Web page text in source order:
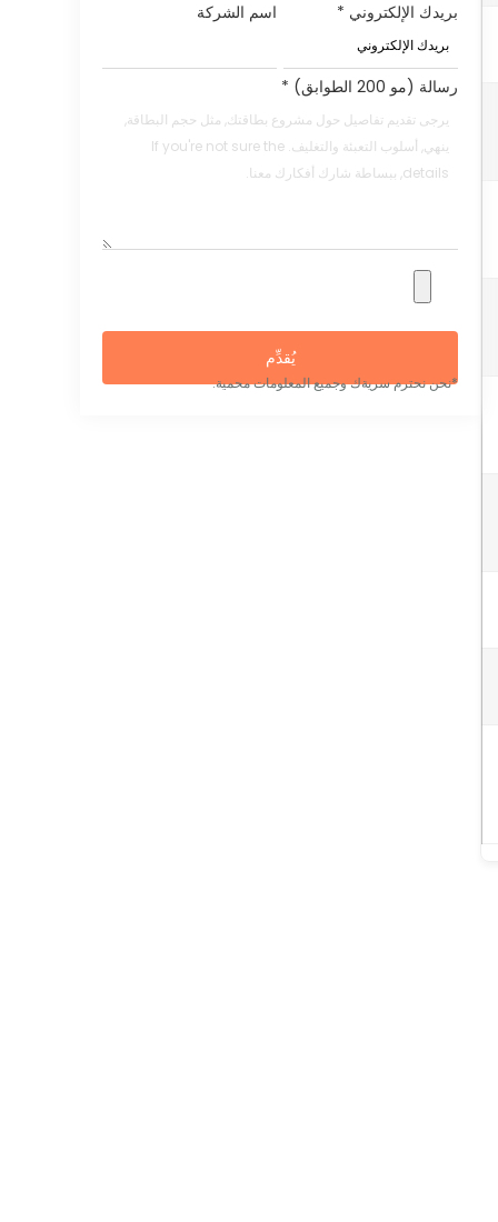
بريدك الإلكتروني * اسم الشركة
رسالة (مو 200 الطوابق) *
يُقدِّم
*نحن نحترم سريةك وجميع المعلومات محمية.